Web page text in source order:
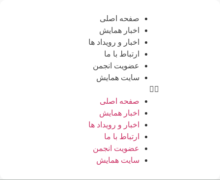
صفحه اصلی
اخبار همایش
اخبار و رویداد ها
ارتباط با ما
عضویت انجمن
سایت همایش
صفحه اصلی
اخبار همایش
اخبار و رویداد ها
ارتباط با ما
عضویت انجمن
سایت همایش